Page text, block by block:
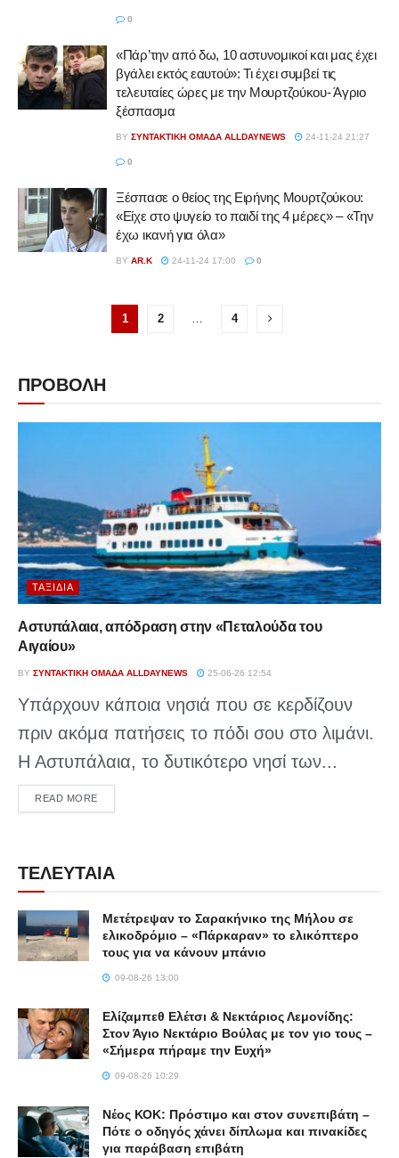
0
«Πάρ’την από δω, 10 αστυνομικοί και μας έχει
βγάλει εκτός εαυτού»: Τι έχει συμβεί τις
τελευταίες ώρες με την Μουρτζούκου- Άγριο
ξέσπασμα
BY ΣΥΝΤΑΚΤΙΚΉ ΟΜΆΔΑ ALLDAYNEWS 24-11-24 21:27
0
Ξέσπασε ο θείος της Ειρήνης Μουρτζούκου:
«Είχε στο ψυγείο το παιδί της 4 μέρες» – «Την
έχω ικανή για όλα»
BY AR.K 24-11-24 17:00 0
1 2 … 4
ΠΡΟΒΟΛΗ
ΤΑΞΊΔΙΑ
Αστυπάλαια, απόδραση στην «Πεταλούδα του
Αιγαίου»
BY ΣΥΝΤΑΚΤΙΚΉ ΟΜΆΔΑ ALLDAYNEWS 25-06-26 12:54
Υπάρχουν κάποια νησιά που σε κερδίζουν
πριν ακόμα πατήσεις το πόδι σου στο λιμάνι.
Η Αστυπάλαια, το δυτικότερο νησί των...
READ MOREDETAILS
ΤΕΛΕΥΤΑΙΑ
Μετέτρεψαν το Σαρακήνικο της Μήλου σε
ελικοδρόμιο – «Πάρκαραν» το ελικόπτερο
τους για να κάνουν μπάνιο
09-08-26 13:00
Ελίζαμπεθ Ελέτσι & Νεκτάριος Λεμονίδης:
Στον Άγιο Νεκτάριο Βούλας με τον γιο τους –
«Σήμερα πήραμε την Ευχή»
09-08-26 10:29
Νέος ΚΟΚ: Πρόστιμο και στον συνεπιβάτη –
Πότε ο οδηγός χάνει δίπλωμα και πινακίδες
για παράβαση επιβάτη